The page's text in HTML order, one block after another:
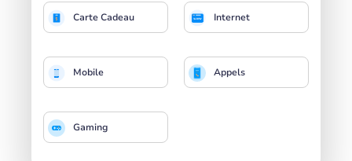
Carte Cadeau Internet
Mobile Appels
Gaming